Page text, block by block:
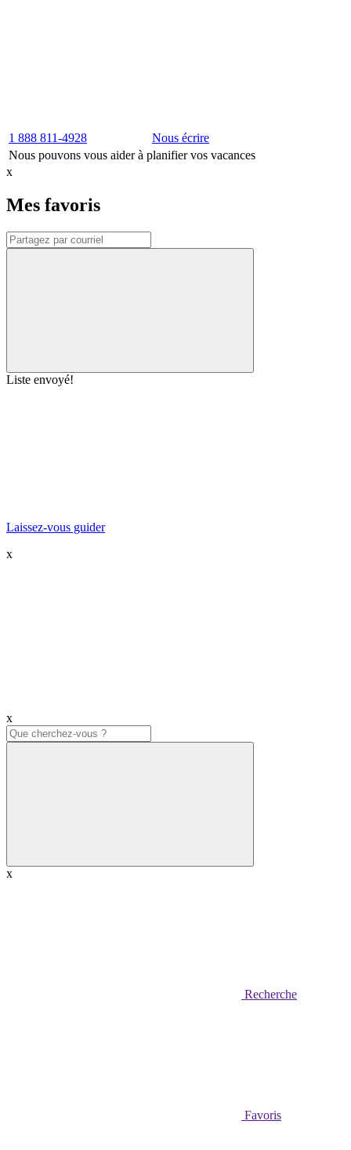
1 888 811-4928
Nous écrire
Nous pouvons vous aider à planifier vos vacances
x
Mes favoris
Liste envoyé!
Laissez-vous guider
x
x
x
Recherche
Favoris